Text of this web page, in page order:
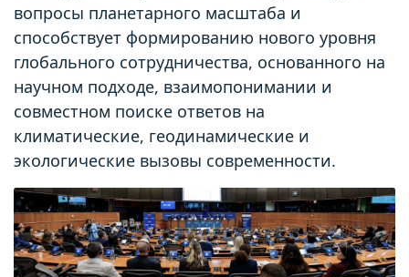
вопросы планетарного масштаба и
способствует формированию нового уровня
глобального сотрудничества, основанного на
научном подходе, взаимопонимании и
совместном поиске ответов на
климатические, геодинамические и
экологические вызовы современности.